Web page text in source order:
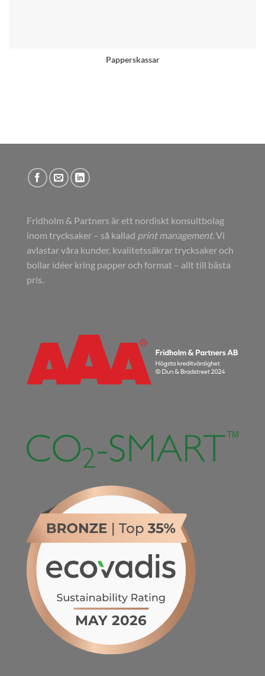
Papperskassar
Fridholm & Partners är ett nordiskt konsultbolag
inom trycksaker – så kallad print management. Vi
avlastar våra kunder, kvalitetssäkrar trycksaker och
bollar idéer kring papper och format – allt till bästa
pris.